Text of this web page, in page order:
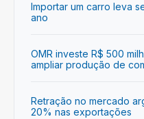
Importar um carro leva
ano
OMR investe R$ 500
ampliar produção de
Retração no mercado
20% nas exportações